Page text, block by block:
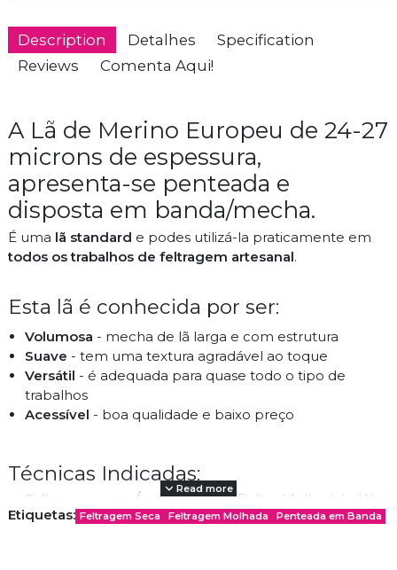
Description Detalhes
Specification
Reviews
Comenta Aqui!
A Lã de Merino Europeu de 24-27
microns de espessura,
apresenta-se penteada e
disposta em banda/mecha.
É uma lã standard e podes utilizá-la praticamente em
todos os trabalhos de feltragem artesanal.
Esta lã é conhecida por ser:
Volumosa - mecha de lã larga e com estrutura
Suave - tem uma textura agradável ao toque
Versátil - é adequada para quase todo o tipo de
trabalhos
Acessível - boa qualidade e baixo preço
Técnicas Indicadas:
Feltragem com Água & Sabão(Feltro Molhado) - Wet
Felting
Read more
Etiquetas: Feltragem Seca Feltragem Molhada Penteada em Banda